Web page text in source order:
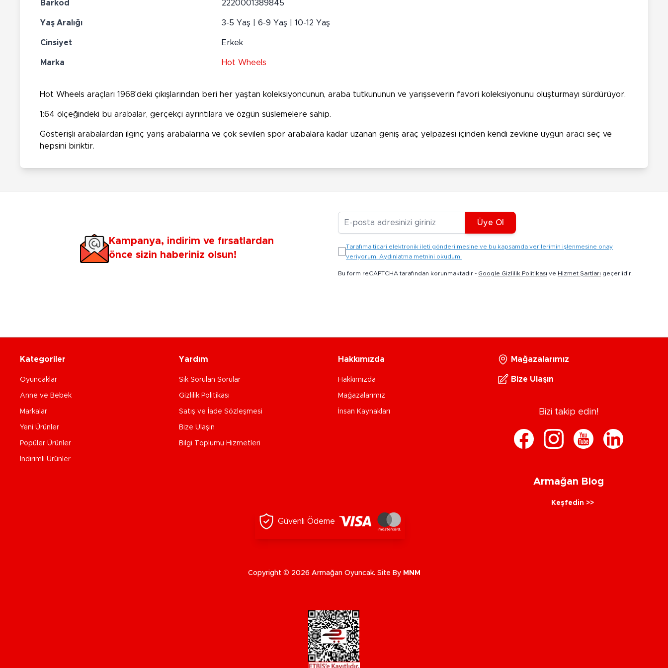
Barkod 2220001389845
Yaş Aralığı 3-5 Yaş | 6-9 Yaş | 10-12 Yaş
Cinsiyet Erkek
Marka Hot Wheels
Hot Wheels araçları 1968'deki çıkışlarından beri her yaştan koleksiyoncunun, araba tutkununun ve yarışseverin favori koleksiyonunu oluşturmayı sürdürüyor.
1:64 ölçeğindeki bu arabalar, gerçekçi ayrıntılara ve özgün süslemelere sahip.
Gösterişli arabalardan ilginç yarış arabalarına ve çok sevilen spor arabalara kadar uzanan geniş araç yelpazesi içinden kendi zevkine uygun aracı seç ve
hepsini biriktir.
Kampanya, indirim ve fırsatlardan
önce sizin haberiniz olsun!
Üye Ol
Tarafıma ticari elektronik ileti gönderilmesine ve bu kapsamda verilerimin işlenmesine onay
veriyorum. Aydınlatma metnini okudum.
Bu form reCAPTCHA tarafından korunmaktadır - Google Gizlilik Politikası ve Hizmet Şartları geçerlidir.
Kategoriler
Oyuncaklar
Anne ve Bebek
Markalar
Yeni Ürünler
Popüler Ürünler
İndirimli Ürünler
Yardım
Sık Sorulan Sorular
Gizlilik Politikası
Satış ve İade Sözleşmesi
Bize Ulaşın
Bilgi Toplumu Hizmetleri
Hakkımızda
Hakkımızda
Mağazalarımız
İnsan Kaynakları
Mağazalarımız
Bize Ulaşın
Bizi takip edin!
Armağan Blog
Keşfedin >>
Güvenli Ödeme
Copyright © 2026 Armağan Oyuncak. Site By MNM